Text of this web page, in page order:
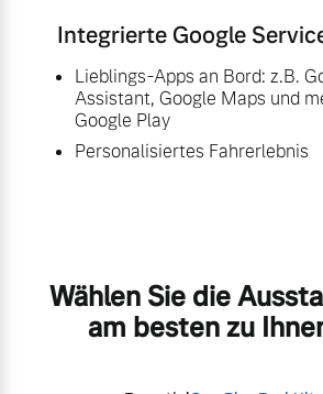
Integrierte Google
Lieblings-Apps an Bord: z.B.
Assistant, Google Maps und
Google Play
Personalisiertes Fahrerlebnis
Wählen Sie die
am besten zu